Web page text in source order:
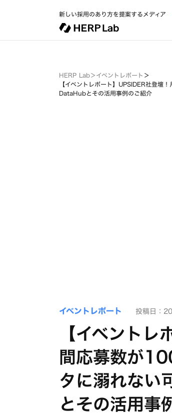
新しい採用のあり方を提案するメディア
HERP Lab＞イベントレポート ＞
【イベントレポート】UPSIDER社登壇
DataHubとその活用事例のご紹介
イベントレポート 投稿日：
【イベント
間応募数が
タに溺れな
とその活用事